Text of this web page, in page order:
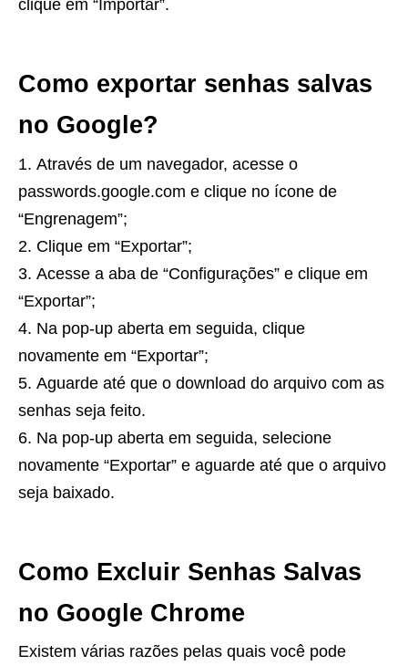
clique em “Importar”.
Como exportar senhas salvas
no Google?
Através de um navegador, acesse o
passwords.google.com e clique no ícone de
“Engrenagem”;
Clique em “Exportar”;
Acesse a aba de “Configurações” e clique em
“Exportar”;
Na pop-up aberta em seguida, clique
novamente em “Exportar”;
Aguarde até que o download do arquivo com as
senhas seja feito.
Na pop-up aberta em seguida, selecione
novamente “Exportar” e aguarde até que o arquivo
seja baixado.
Como Excluir Senhas Salvas
no Google Chrome
Existem várias razões pelas quais você pode